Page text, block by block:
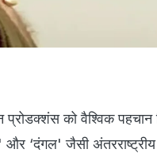
प्रोडक्शंस को वैश्विक
‘दंगल' जैसी